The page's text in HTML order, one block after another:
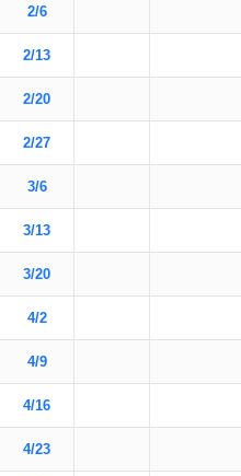
2/6
2/13
2/20
2/27
3/6
3/13
3/20
4/2
4/9
4/16
4/23